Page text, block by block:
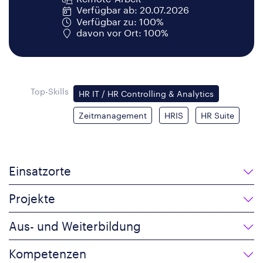
Verfügbar ab: 20.07.2026
Verfügbar zu: 100%
davon vor Ort: 100%
Top-Skills HR IT / HR Controlling & Analytics
Zeitmanagement HRIS HR Suite
Einsatzorte
Projekte
Aus- und Weiterbildung
Kompetenzen